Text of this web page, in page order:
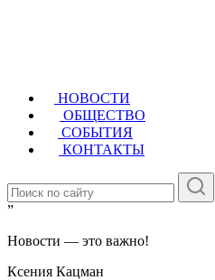
НОВОСТИ
ОБЩЕСТВО
СОБЫТИЯ
КОНТАКТЫ
”
Новости — это важно!
Ксения Кацман